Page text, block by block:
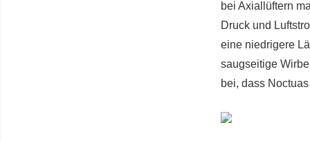
bei Axiallüftern
Druck und
eine niedrigere
saugseitige
bei, dass